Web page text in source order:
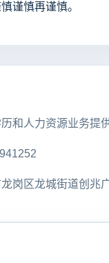
谨慎再谨慎。
和人力资源业务提
岗区龙城街道创兆